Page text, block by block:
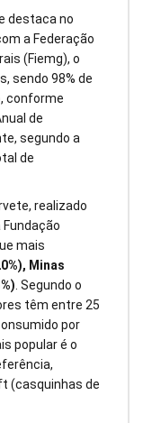
destaca no
a Federação
(Fiemg), o
sendo 98% de
conforme
de
segundo a
de
realizado
mais
Minas
. Segundo o
têm entre 25
por
popular é o
(casquinhas de